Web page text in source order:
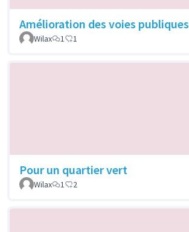
Amélioration des voies publiques
Wilax 1 1
Pour un quartier vert
Wilax 1 2